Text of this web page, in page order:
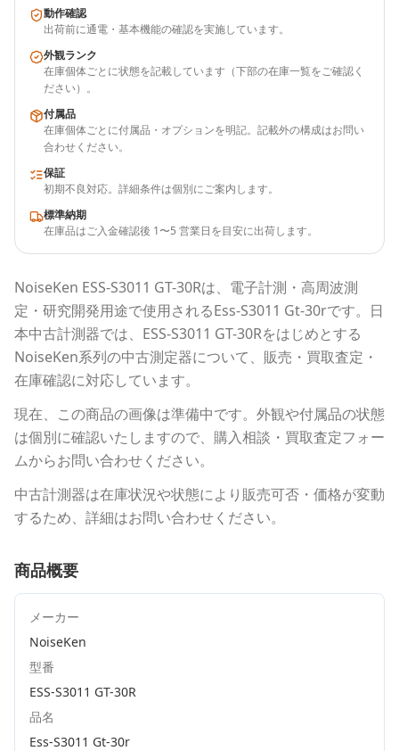
動作確認
出荷前に通電・基本機能の確認を実施しています。
外観ランク
在庫個体ごとに状態を記載しています（下部の在庫一覧をご確認く
ださい）。
付属品
在庫個体ごとに付属品・オプションを明記。記載外の構成はお問い
合わせください。
保証
初期不良対応。詳細条件は個別にご案内します。
標準納期
在庫品はご入金確認後 1〜5 営業日を目安に出荷します。
NoiseKen ESS-S3011 GT-30Rは、電子計測・高周波測
定・研究開発用途で使用されるEss-S3011 Gt-30rです。 日
本中古計測器では、 ESS-S3011 GT-30Rをはじめとする
NoiseKen系列の中古測定器について、販売・買取査定・
在庫確認に対応しています。
現在、この商品の画像は準備中です。外観や付属品の状態
は個別に確認いたしますので、購入相談・買取査定フォー
ムからお問い合わせください。
中古計測器は在庫状況や状態により販売可否・価格が変動
するため、詳細はお問い合わせください。
商品概要
メーカー
NoiseKen
型番
ESS-S3011 GT-30R
品名
Ess-S3011 Gt-30r